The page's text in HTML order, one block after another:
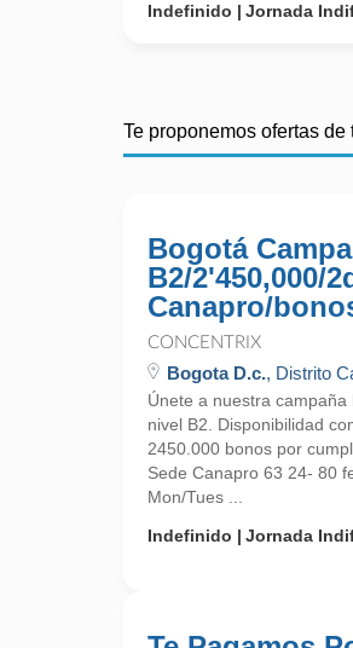
Indefinido
Jornada
Te proponemos ofertas de
Bogotá
B2/2'450,000/
Canapro/
CONCENTRIX
Bogota D.c., Distrito
Únete a nuestra
nivel B2. Disponibilidad
2450.000 bonos por
Sede Canapro 63 24- 80
Mon/Tues ...
Indefinido
Jornada